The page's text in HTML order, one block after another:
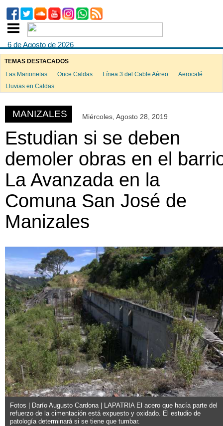
6 de Agosto de 2026
TEMAS DESTACADOS
Las Marionetas
Once Caldas Línea 3 del Cable Aéreo
Aerocafé
Lluvias en Caldas
MANIZALES Miércoles, Agosto 28, 2019
Estudian si se deben
demoler obras en el
La Avanzada en la
Comuna San José de
Manizales
Fotos | Darío Augusto Cardona | LAPATRIA El acero que hacía parte del
refuerzo de la cimentación está expuesto y oxidado. El estudio de
patología determinará si se tiene que tumbar.